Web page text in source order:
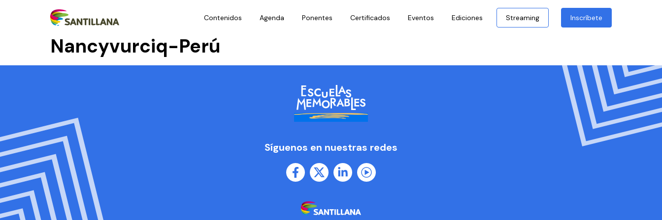
Contenidos Agenda Ponentes Certificados Eventos Ediciones Streaming Inscríbete
Nancyvurciq-Perú
Síguenos en nuestras redes